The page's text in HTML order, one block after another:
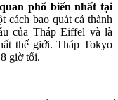
phổ biến nhất tại
cách bao quát cả thành
của Tháp Eiffel và là
thế giới. Tháp Tokyo
giờ tối.